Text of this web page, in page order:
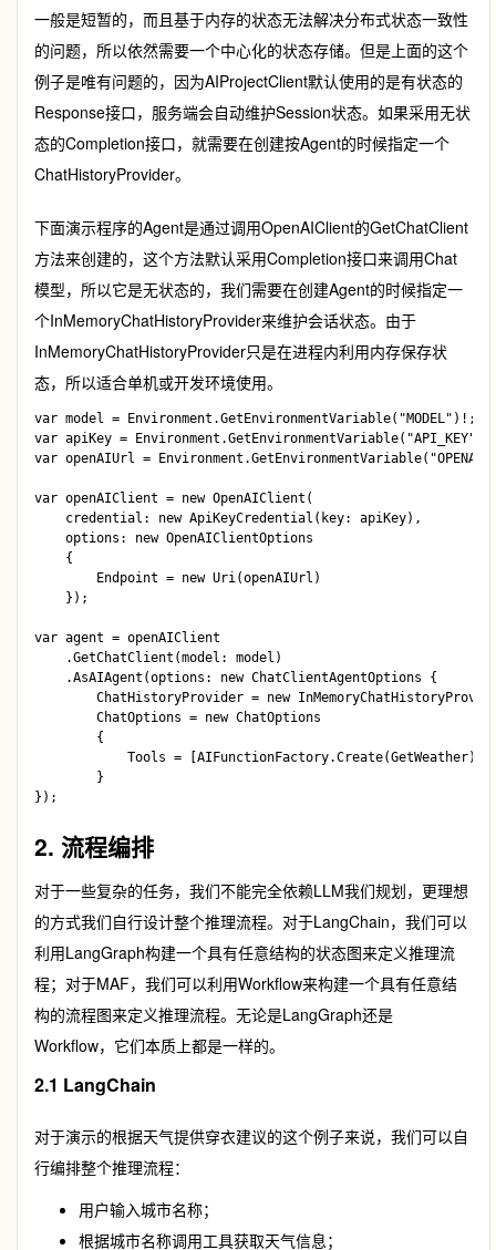
一般是短暂的，而且基于内存的状态无法解决分布式状态一致性
的问题，所以依然需要一个中心化的状态存储。但是上面的这个
例子是唯有问题的，因为AIProjectClient默认使用的是有状态的
Response接口，服务端会自动维护Session状态。如果采用无状
态的Completion接口，就需要在创建按Agent的时候指定一个
ChatHistoryProvider。
下面演示程序的Agent是通过调用OpenAIClient的GetChatClient
方法来创建的，这个方法默认采用Completion接口来调用Chat
模型，所以它是无状态的，我们需要在创建Agent的时候指定一
个InMemoryChatHistoryProvider来维护会话状态。由于
InMemoryChatHistoryProvider只是在进程内利用内存保存状
态，所以适合单机或开发环境使用。
var model = Environment.GetEnvironmentVariable("MODEL")!;
var apiKey =
var openAIUrl =
var openAIClient = new OpenAIClient(
    credential: new ApiKeyCredential(key: apiKey),
    options: new OpenAIClientOptions
    {
        Endpoint = new Uri(openAIUrl)
    });
var agent = openAIClient
    .GetChatClient(model: model)
    .AsAIAgent(options: new ChatClientAgentOptions {
ChatHistoryProvider = new
        ChatOptions = new ChatOptions
        {
            Tools = [AIFunctionFactory.Create(GetWeather)]
        }
2. 流程编排
对于一些复杂的任务，我们不能完全依赖LLM我们规划，更理想
的方式我们自行设计整个推理流程。对于LangChain，我们可以
利用LangGraph构建一个具有任意结构的状态图来定义推理流
程；对于MAF，我们可以利用Workflow来构建一个具有任意结
构的流程图来定义推理流程。无论是LangGraph还是
Workflow，它们本质上都是一样的。
2.1 LangChain
对于演示的根据天气提供穿衣建议的这个例子来说，我们可以自
行编排整个推理流程：
用户输入城市名称；
根据城市名称调用工具获取天气信息；